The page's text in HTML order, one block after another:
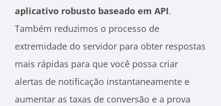
aplicativo robusto baseado em API.
Também reduzimos o processo de
extremidade do servidor para obter respostas
mais rápidas para que você possa criar
alertas de notificação instantaneamente e
aumentar as taxas de conversão e a prova